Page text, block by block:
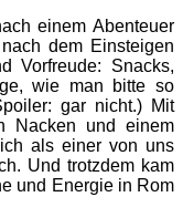
einem Abenteuer
dem Einsteigen
Vorfreude: Snacks,
wie man bitte so
gar nicht.) Mit
Nacken und einem
als einer von uns
Und trotzdem kam
und Energie in Rom